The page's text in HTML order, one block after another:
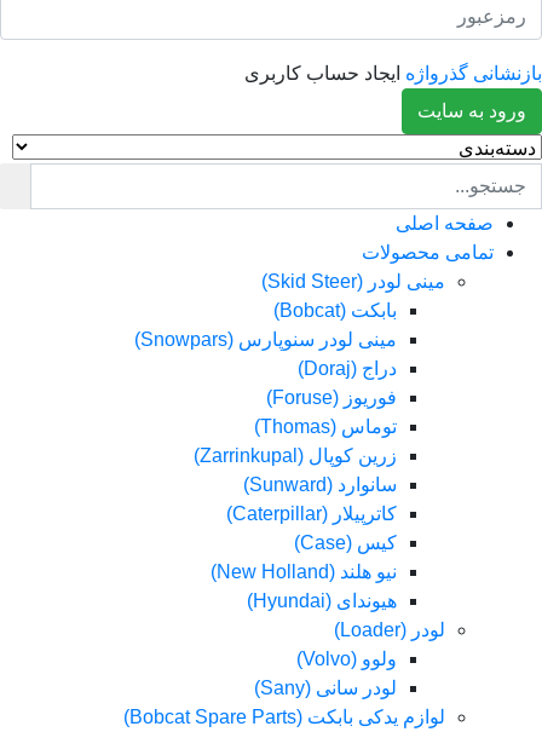
گذرواژه ایجاد حساب کاربری
به سایت
صفحه اصلی
تمامی محصولات
مینی لودر (Skid Steer)
بابکت (Bobcat)
مینی لودر سنوپارس (Snowpars)
دراج (Doraj)
فوریوز (Foruse)
توماس (Thomas)
زرین کوپال (Zarrinkupal)
سانوارد (Sunward)
کاترپیلار (Caterpillar)
کیس (Case)
نیو هلند (New Holland)
هیوندای (Hyundai)
لودر (Loader)
ولوو (Volvo)
لودر سانی (Sany)
لوازم یدکی بابکت (Bobcat Spare Parts)